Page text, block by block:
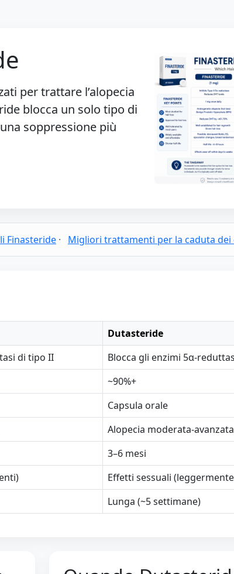
per trattare l’alopecia
blocca un solo tipo di
soppressione più
Finasteride · Migliori trattamenti per la caduta dei
Dutasteride
di tipo II
Blocca gli enzimi 5α-
~90%+
Capsula orale
Alopecia moderata-avanzata
3–6 mesi
Effetti sessuali
Lunga (~5 settimane)